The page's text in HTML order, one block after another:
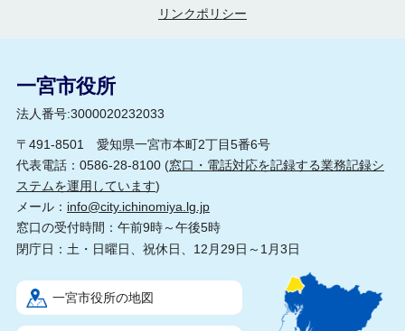
リンクポリシー
一宮市役所
法人番号:3000020232033
〒491-8501 愛知県一宮市本町2丁目5番6号
代表電話：0586-28-8100 (窓口・電話対応を記録する業務記録シ
ステムを運用しています)
メール： info@city.ichinomiya.lg.jp
窓口の受付時間：午前9時～午後5時
閉庁日：土・日曜日、祝休日、12月29日～1月3日
一宮市役所の地図